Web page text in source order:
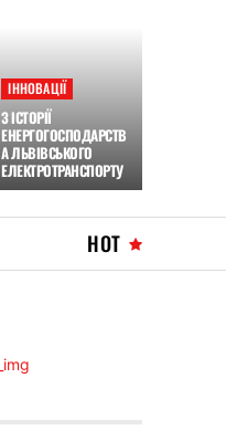
ІННОВАЦІЇ
З ІСТОРІЇ
ЕНЕРГОГОСПОДАРСТВ
А ЛЬВІВСЬКОГО
ЕЛЕКТРОТРАНСПОРТУ
HOT